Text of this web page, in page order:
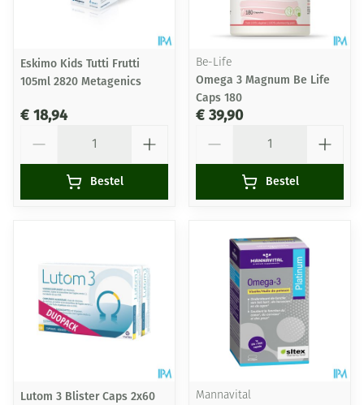
Eskimo Kids Tutti Frutti
105ml 2820 Metagenics
€ 18,94
Bestel
Be-Life
Omega 3 Magnum Be Life
Caps 180
€ 39,90
Bestel
Lutom 3 Blister Caps 2x60 Mannavital